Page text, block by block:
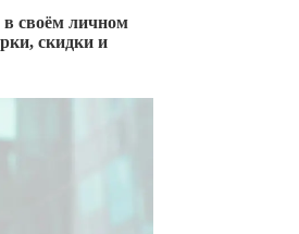
своём личном
скидки и